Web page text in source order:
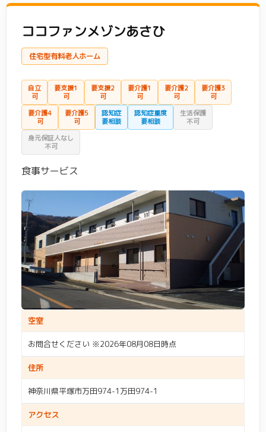
ココファンメゾンあさひ
住宅型有料老人ホーム
自立
可
要支援1
可
要支援2
可
要介護1
可
要介護2
可
要介護3
可
要介護4
可
要介護5
可
認知症
要相談
認知症重度
要相談
生活保護
不可
身元保証人なし
不可
食事サービス
空室
お問合せください ※2026年08月08日時点
住所
神奈川県平塚市万田974-1万田974-1
アクセス